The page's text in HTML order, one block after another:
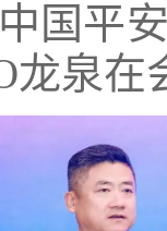
国平
龙泉在